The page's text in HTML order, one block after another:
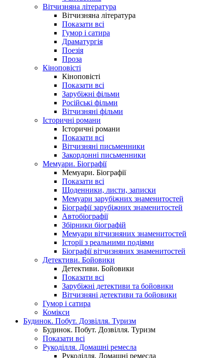
Вітчизняна література
Вітчизняна література
Показати всі
Гумор і сатира
Драматургія
Поезія
Проза
Кіноповісті
Кіноповісті
Показати всі
Зарубіжні фільми
Російські фільми
Вітчизняні фільми
Історичні романи
Історичні романи
Показати всі
Вітчизняні письменники
Закордонні письменники
Мемуари. Біографії
Мемуари. Біографії
Показати всі
Щоденники, листи, записки
Мемуари зарубіжних знаменитостей
Біографії зарубіжних знаменитостей
Автобіографії
Збірники біографій
Мемуари вітчизняних знаменитостей
Історії з реальними подіями
Біографії вітчизняних знаменитостей
Детективи. Бойовики
Детективи. Бойовики
Показати всі
Зарубіжні детективи та бойовики
Вітчизняні детективи та бойовики
Гумор і сатира
Комікси
Будинок. Побут. Дозвілля. Туризм
Будинок. Побут. Дозвілля. Туризм
Показати всі
Рукоділля. Домашні ремесла
Рукоділля. Домашні ремесла